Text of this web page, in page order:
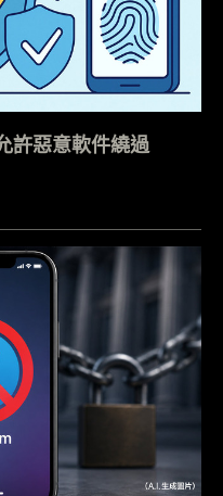
惡意軟件繞過